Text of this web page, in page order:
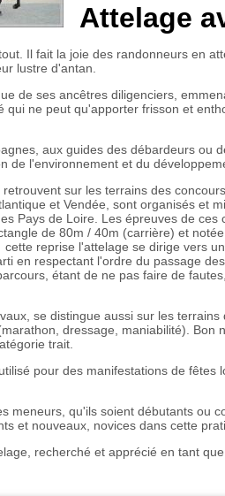
Attelage
Il fait la joie des randonneurs en
lustre d'antan.
de ses ancêtres diligenciers,
qui ne peut qu'apporter frisson et
aux guides des débardeurs ou
de l'environnement et du
sur les terrains des
et Vendée, sont organisés et
Pays de Loire. Les épreuves de
de 80m / 40m (carrière) et
reprise l'attelage se dirige vers
en respectant l'ordre du passage
étant de ne pas faire de
se distingue aussi sur les
dressage, maniabilité).
trait.
pour des manifestations de
meneurs, qu'ils soient débutants ou
et nouveaux, novices dans cette
recherché et apprécié en tant